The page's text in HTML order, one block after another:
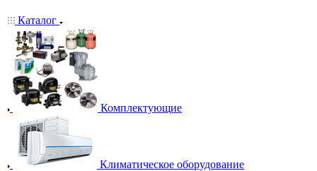
Каталог
Комплектующие
Климатическое оборудование